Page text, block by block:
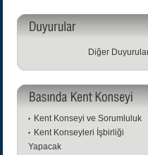
Diğer
Kent Konseyi ve Sorumluluk
Kent Konseyleri İşbirliği
Yapacak